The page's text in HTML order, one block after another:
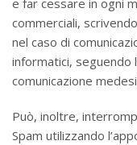
commerciali,
nel caso di
informatici, seguendo
comunicazione
Può, inoltre,
Spam utilizzando